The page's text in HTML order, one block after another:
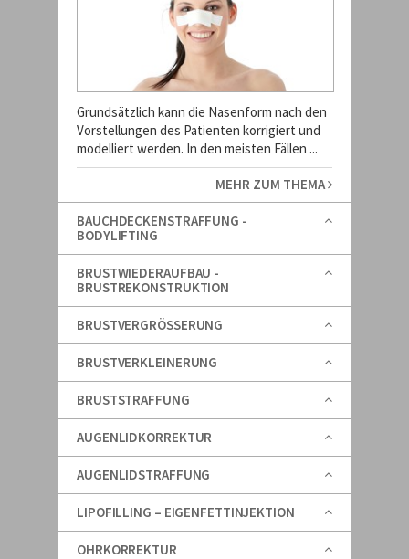
Grundsätzlich kann die Nasenform nach den
Vorstellungen des Patienten korrigiert und
modelliert werden. In den meisten Fällen ...
MEHR ZUM THEMA
BAUCHDECKENSTRAFFUNG -
BODYLIFTING
BRUSTWIEDERAUFBAU -
BRUSTREKONSTRUKTION
BRUSTVERGRÖSSERUNG
BRUSTVERKLEINERUNG
BRUSTSTRAFFUNG
AUGENLIDKORREKTUR
AUGENLIDSTRAFFUNG
LIPOFILLING – EIGENFETTINJEKTION
OHRKORREKTUR